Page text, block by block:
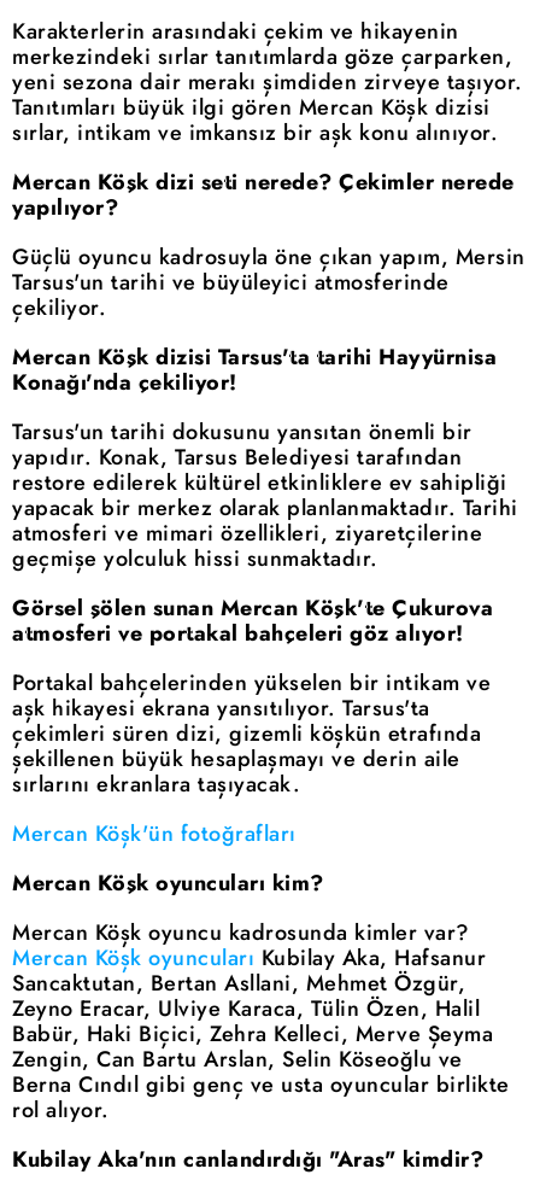
Karakterlerin arasındaki çekim ve hikayenin
merkezindeki sırlar tanıtımlarda göze çarparken,
yeni sezona dair merakı şimdiden zirveye taşıyor.
Tanıtımları büyük ilgi gören Mercan Köşk dizisi
sırlar, intikam ve imkansız bir aşk konu alınıyor.
Mercan Köşk dizi seti nerede? Çekimler nerede
yapılıyor?
Güçlü oyuncu kadrosuyla öne çıkan yapım, Mersin
Tarsus'un tarihi ve büyüleyici atmosferinde
çekiliyor.
Mercan Köşk dizisi Tarsus'ta tarihi Hayyürnisa
Konağı'nda çekiliyor!
Tarsus'un tarihi dokusunu yansıtan önemli bir
yapıdır. Konak, Tarsus Belediyesi tarafından
restore edilerek kültürel etkinliklere ev sahipliği
yapacak bir merkez olarak planlanmaktadır. Tarihi
atmosferi ve mimari özellikleri, ziyaretçilerine
geçmişe yolculuk hissi sunmaktadır.
Görsel şölen sunan Mercan Köşk'te Çukurova
atmosferi ve portakal bahçeleri göz alıyor!
Portakal bahçelerinden yükselen bir intikam ve
aşk hikayesi ekrana yansıtılıyor. Tarsus'ta
çekimleri süren dizi, gizemli köşkün etrafında
şekillenen büyük hesaplaşmayı ve derin aile
sırlarını ekranlara taşıyacak.
Mercan Köşk'ün fotoğrafları
Mercan Köşk oyuncuları kim?
Mercan Köşk oyuncu kadrosunda kimler var?
Mercan Köşk oyuncuları Kubilay Aka, Hafsanur
Sancaktutan, Bertan Asllani, Mehmet Özgür,
Zeyno Eracar, Ulviye Karaca, Tülin Özen, Halil
Babür, Haki Biçici, Zehra Kelleci, Merve Şeyma
Zengin, Can Bartu Arslan, Selin Köseoğlu ve
Berna Cındıl gibi genç ve usta oyuncular birlikte
rol alıyor.
Kubilay Aka'nın canlandırdığı "Aras" kimdir?